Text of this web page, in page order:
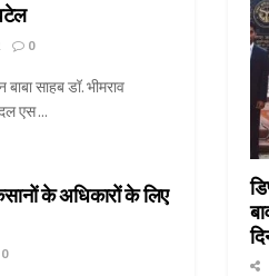
0
साहब डॉ. भीमराव
एस ...
के अधिकारों के लिए
0